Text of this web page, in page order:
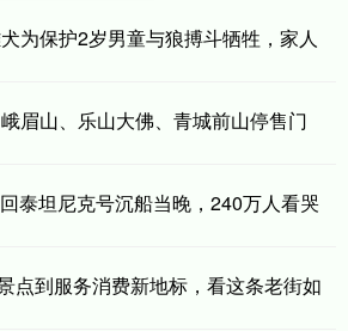
为保护2岁男童与狼搏斗牺牲，家人
眉山、乐山大佛、青城前山停售门
泰坦尼克号沉船当晚，240万人看哭
点到服务消费新地标，看这条老街如